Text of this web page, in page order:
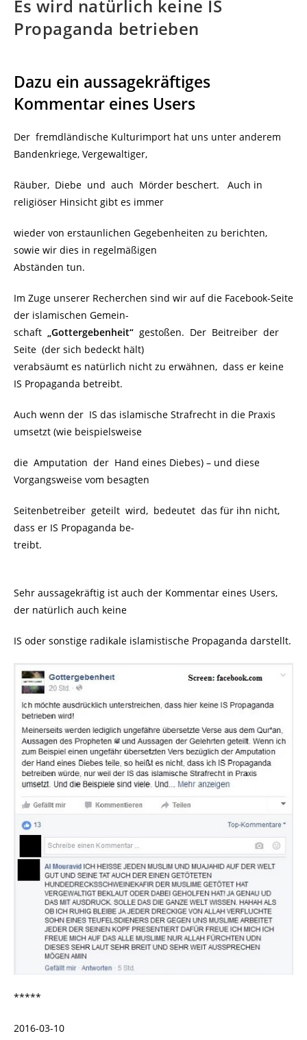
Es wird natürlich keine IS
Propaganda betrieben
Dazu ein aussagekräftiges
Kommentar eines Users
Der fremdländische Kulturimport hat uns unter anderem
Bandenkriege, Vergewaltiger,
Räuber, Diebe und auch Mörder beschert. Auch in
religiöser Hinsicht gibt es immer
wieder von erstaunlichen Gegebenheiten zu berichten,
sowie wir dies in regelmäßigen
Abständen tun.
Im Zuge unserer Recherchen sind wir auf die Facebook-Seite
der islamischen Gemein-
schaft
„Gottergebenheit“ gestoßen. Der Beitreiber der
Seite (der sich bedeckt hält)
verabsäumt es natürlich nicht zu erwähnen, dass er keine
IS Propaganda betreibt.
Auch wenn der IS das islamische Strafrecht in die Praxis
umsetzt (wie beispielsweise
die Amputation der Hand eines Diebes) – und diese
Vorgangsweise vom besagten
Seitenbetreiber geteilt wird, bedeutet das für ihn nicht,
dass er IS Propaganda be-
treibt.
Sehr aussagekräftig ist auch der Kommentar eines Users,
der natürlich auch keine
IS oder sonstige radikale islamistische Propaganda darstellt.
*****
2016-03-10